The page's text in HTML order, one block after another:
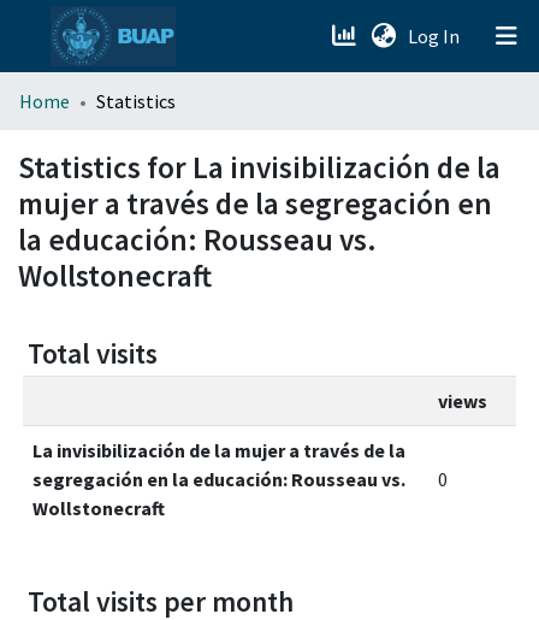
Log In (current)
menu.section.about_menu
All of DSpace
Home Statistics
Statistics for La invisibilización de la
mujer a través de la segregación en
la educación: Rousseau vs.
Wollstonecraft
Total visits
views
La invisibilización de la mujer a través de la
segregación en la educación: Rousseau vs.
Wollstonecraft
0
Total visits per month